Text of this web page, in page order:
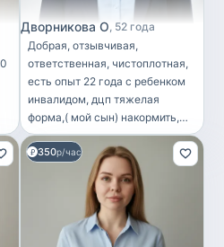
Дворникова О 52 года
Добрая, отзывчивая,
ответственная, чистоплотная,
есть опыт 22 года с ребенком
инвалидом, дцп тяжелая
форма,( мой сын) накормить,
переодеть, дать лекарства,
гигиена,закончила
педколледж, закончила курсы
мастера маникюра,
педикюра,люблю детей, дети
отвечают взаимностью,
вырастила своих троих детей,
350р/час